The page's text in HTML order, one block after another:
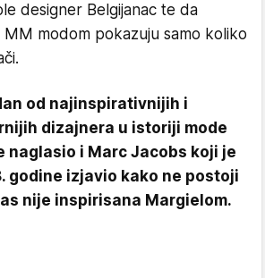
designer Belgijanac te da
MM modom pokazuju samo koliko
od najinspirativnijih i
dizajnera u istoriji mode
naglasio i Marc Jacobs koji je
godine izjavio kako ne postoji
nije inspirisana Margielom.